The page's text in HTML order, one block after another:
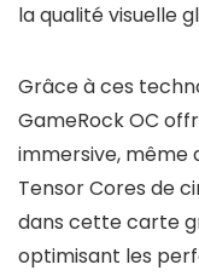
la qualité visuelle
Grâce à ces
GameRock OC
immersive, même
Tensor Cores de
dans cette carte
optimisant les